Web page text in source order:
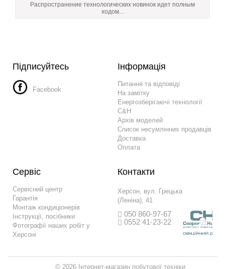
Распространение технологических новинок идет полным
ходом...
Підписуйтесь
Facebook
Інформація
Питання та відповіді
На замітку
Енергозберігаючі технології
C&H
Архів моделей
Список несумлінних продавців
Доставка
Оплата
Сервіс
Сервісний центр
Гарантія
Монтаж кондиціонерів
Інструкції, посібники
Фотографії наших робіт у
Херсоні
Контакти
Херсон, вул. Грецька
(Леніна), 41
050 860-97-67
0552 41-23-22
© 2026 Інтернет-магазин побутової техніки